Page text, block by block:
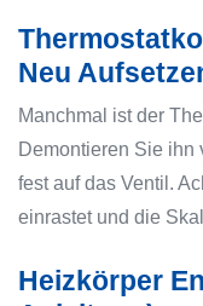
Neu
Manchmal ist der
Demontieren Sie ihn
fest auf das Ventil.
einrastet und die
Heizkörper